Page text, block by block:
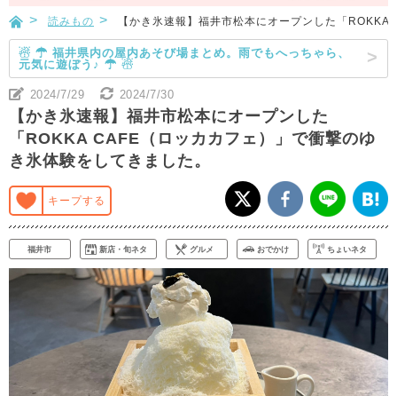
読みもの 【かき氷速報】福井市松本にオープンした「
☃ ☂ 福井県内の屋内あそび場まとめ。雨でもへっちゃら、
元気に遊ぼう♪ ☂ ☃
2024/7/29 2024/7/30
【かき氷速報】福井市松本にオープンした
「ROKKA CAFE（ロッカカフェ）」で衝撃のゆ
き氷体験をしてきました。
キープする
福井市 新店・旬ネタ グルメ おでかけ ちょいネタ